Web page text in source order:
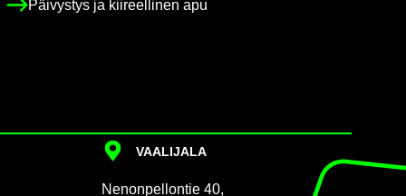
Päi­vys­tys ja kii­reel­li­nen apu
VAA­LI­JA­LA
Ne­non­pel­lon­tie 40,